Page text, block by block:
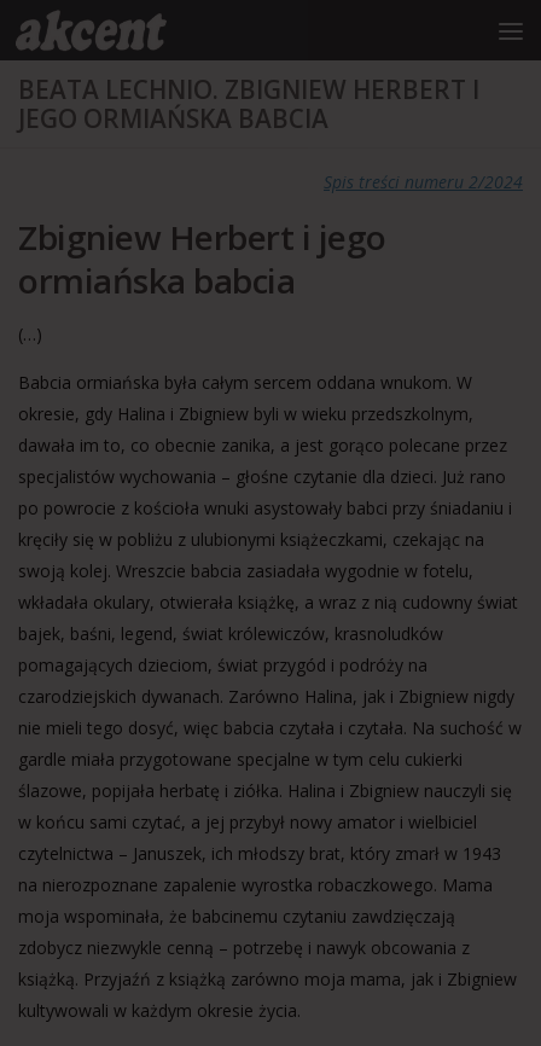
treści
Przejdź do treści
BEATA LECHNIO. ZBIGNIEW HERBERT I
JEGO ORMIAŃSKA BABCIA
Spis treści numeru 2/2024
Zbigniew Herbert i jego
ormiańska babcia
(…)
Babcia ormiańska była całym sercem oddana wnukom. W
okresie, gdy Halina i Zbigniew byli w wieku przedszkolnym,
dawała im to, co obecnie zanika, a jest gorąco polecane przez
specjalistów wychowania – głośne czytanie dla dzieci. Już rano
po powrocie z kościoła wnuki asystowały babci przy śniadaniu i
kręciły się w pobliżu z ulubionymi książeczkami, czekając na
swoją kolej. Wreszcie babcia zasiadała wygodnie w fotelu,
wkładała okulary, otwierała książkę, a wraz z nią cudowny świat
bajek, baśni, legend, świat królewiczów, krasnoludków
pomagających dzieciom, świat przygód i podróży na
czarodziejskich dywanach. Zarówno Halina, jak i Zbigniew nigdy
nie mieli tego dosyć, więc babcia czytała i czytała. Na suchość w
gardle miała przygotowane specjalne w tym celu cukierki
ślazowe, popijała herbatę i ziółka. Halina i Zbigniew nauczyli się
w końcu sami czytać, a jej przybył nowy amator i wielbiciel
czytelnictwa – Januszek, ich młodszy brat, który zmarł w 1943
na nierozpoznane zapalenie wyrostka robaczkowego. Mama
moja wspominała, że babcinemu czytaniu zawdzięczają
zdobycz niezwykle cenną – potrzebę i nawyk obcowania z
książką. Przyjaźń z książką zarówno moja mama, jak i Zbigniew
kultywowali w każdym okresie życia.